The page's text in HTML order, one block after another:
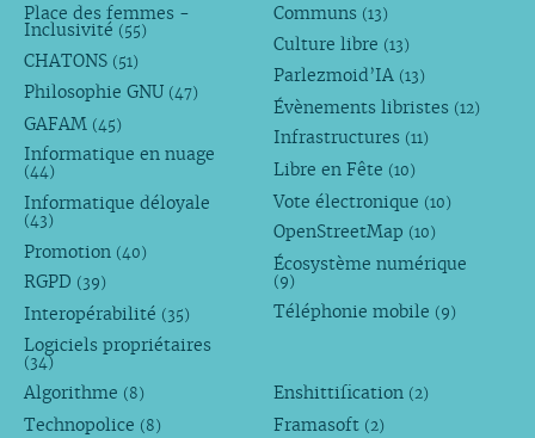
Place des femmes -
Inclusivité (55)
CHATONS (51)
Philosophie GNU (47)
GAFAM (45)
Informatique en nuage
(44)
Informatique déloyale
(43)
Promotion (40)
RGPD (39)
Interopérabilité (35)
Logiciels propriétaires
(34)
Communs (13)
Culture libre (13)
Parlezmoid’IA (13)
Évènements libristes (12)
Infrastructures (11)
Libre en Fête (10)
Vote électronique (10)
OpenStreetMap (10)
Écosystème numérique
(9)
Téléphonie mobile (9)
Algorithme (8)
Technopolice (8)
Enshittification (2)
Framasoft (2)